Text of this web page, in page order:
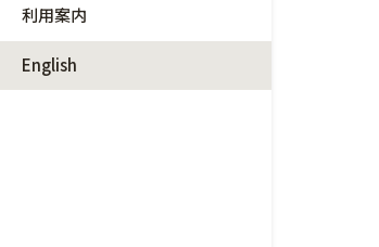
利用案内
English